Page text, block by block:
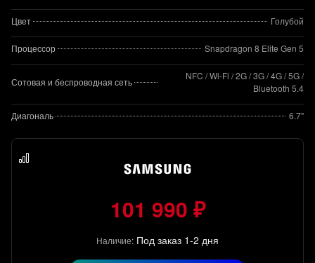
Цвет Голубой
Процессор Snapdragon 8 Elite Gen 5
Сотовая и беспроводная сеть
NFC / Wi-Fi / 2G / 3G / 4G / 5G /
Bluetooth 5.4
Диагональ 6.7"
101 990 ₽
Наличие: Под заказ 1-2 дня